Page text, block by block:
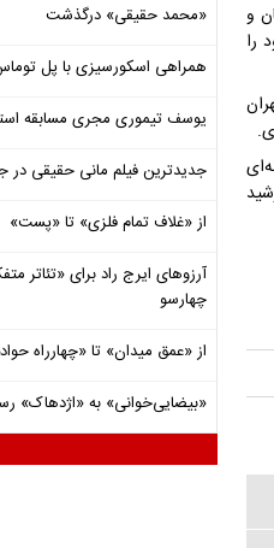
و
را
«محمد حقیقی» درگذشت
همراهی اسکورسیزی با پل
یوسف تیموری مجری مسابقه
جدیدترین فیلم مانی حقیقی در
از «غلاف تمام فلزی» تا «پست»
آرزوهای ایرج راد برای «تئاتر
چهارسو
از «عمق میدان» تا «چهارراه
«بیضایی‌خوانی» به «اژدهاک»